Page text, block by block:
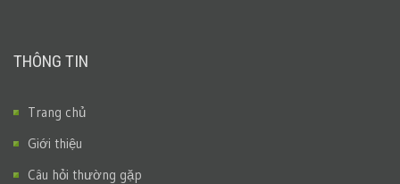
THÔNG TIN
Trang chủ
Giới thiệu
Câu hỏi thường gặp